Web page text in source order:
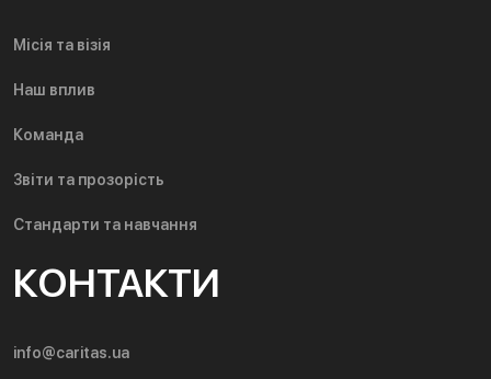
Місія та візія
Наш вплив
Команда
Звіти та прозорість
Стандарти та навчання
КОНТАКТИ
info@caritas.ua